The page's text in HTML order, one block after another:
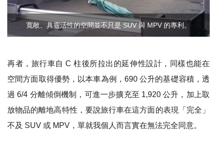
寬敞、具靈活性的空間並不只是 SUV 與 MPV 的專利。
再者，旅行車自 C 柱後所拉出的延伸性設計，同樣也能在
空間方面取得優勢，以本車為例，690 公升的基礎容積，透
過 6/4 分離傾倒機制，可進一步擴充至 1,920 公升，加上取
放物品的離地高特性，要說旅行車在這方面的表現「完全」
不及 SUV 或 MPV，單就我個人而言實在無法完全同意。